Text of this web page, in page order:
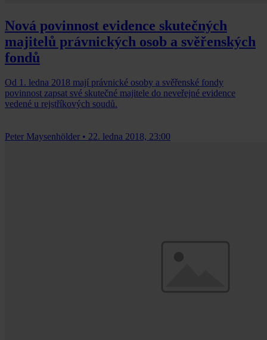
Nová povinnost evidence skutečných
majitelů právnických osob a svěřenských
fondů
Od 1. ledna 2018 mají právnické osoby a svěřenské fondy
povinnost zapsat své skutečné majitele do neveřejné evidence
vedené u rejstříkových soudů.
Peter Maysenhölder • 22. ledna 2018, 23:00